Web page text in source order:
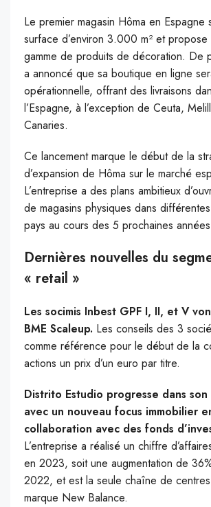
Le premier magasin Hôma en Espagne
surface d’environ 3.000 m² et
gamme de produits de décoration. De
a annoncé que sa boutique en ligne
opérationnelle, offrant des livraisons
l’Espagne, à l’exception de Ceuta,
Canaries.
Ce lancement marque le début de la
d’expansion de Hôma sur le marché
L’entreprise a des plans ambitieux
de magasins physiques dans
pays au cours des 5 prochaines
Dernières nouvelles du
« retail »
Les socimis Inbest GPF I, II, et V
BME Scaleup. Les conseils des 3
comme référence pour le début de la
actions un prix d’un euro par titre.
Distrito Estudio progresse dans son
avec un nouveau focus immobilier
collaboration avec des fonds
L’entreprise a réalisé un chiffre
en 2023, soit une augmentation de
2022, et est la seule chaîne de
marque New Balance.